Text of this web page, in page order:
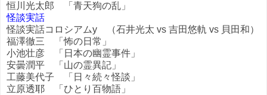
恒川光太郎 「青天狗の乱」
怪談実話
怪談実話コロシアムy （石井光太 vs 吉田悠軌 vs 貝田和）
福澤徹三 「怖の日常」
小池壮彦 「日本の幽霊事件」
安曇潤平 「山の霊異記」
工藤美代子 「日々続々怪談」
立原透耶 「ひとり百物語」